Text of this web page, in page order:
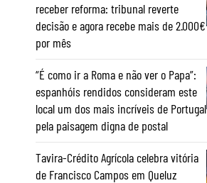
receber reforma: tribunal reverte
decisão e agora recebe mais de 2.000€
por mês
“É como ir a Roma e não ver o Papa”:
espanhóis rendidos consideram este
local um dos mais incríveis de Portugal
pela paisagem digna de postal
Tavira-Crédito Agrícola celebra vitória
de Francisco Campos em Queluz